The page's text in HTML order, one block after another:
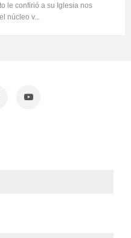
le confirió a su Iglesia nos
núcleo v...